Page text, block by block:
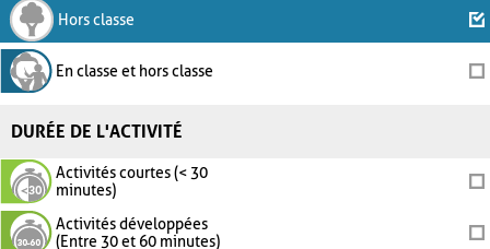
Hors classe
En classe et hors classe
DURÉE DE L'ACTIVITÉ
Activités courtes (< 30
minutes)
Activités développées
(Entre 30 et 60 minutes)